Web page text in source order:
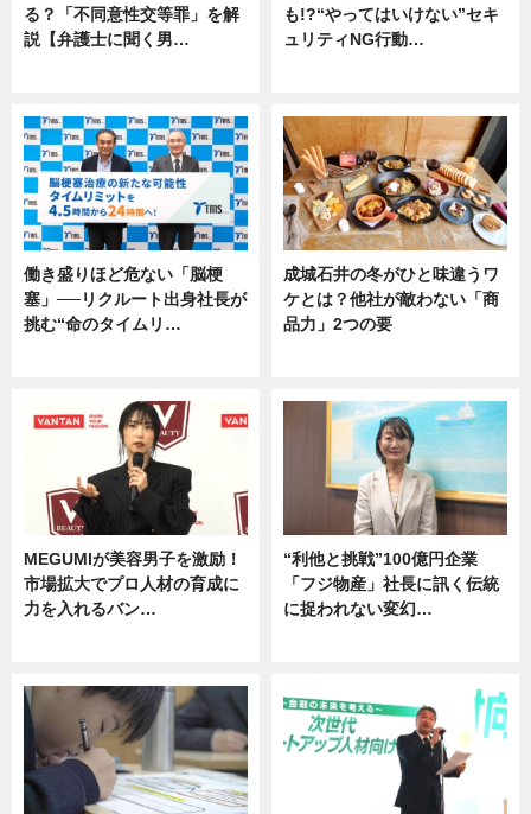
る？「不同意性交等罪」を解
説【弁護士に聞く男…
も!?“やってはいけない”セキ
ュリティNG行動…
働き盛りほど危ない「脳梗
塞」──リクルート出身社長が
挑む“命のタイムリ…
成城石井の冬がひと味違うワ
ケとは？他社が敵わない「商
品力」2つの要
MEGUMIが美容男子を激励！
市場拡大でプロ人材の育成に
力を入れるバン…
“利他と挑戦”100億円企業
「フジ物産」社長に訊く伝統
に捉われない変幻…